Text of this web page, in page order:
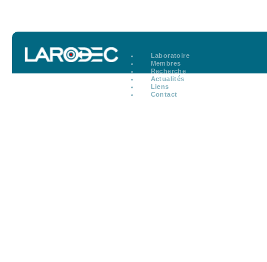
Laboratoire
Membres
Recherche
Actualités
Liens
Contact